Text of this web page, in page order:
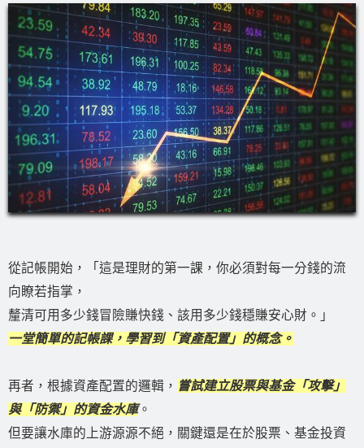
從記帳開始，「這是理財的第一課，你必須對每一分錢的流
向瞭若指掌，
釐清可用多少錢冒險賺快錢、該用多少錢穩賺安心財。」
一堂簡單的記帳課，學習到「資產配置」的概念。
再者，根據資產配置的邏輯， 嘗試建立股票與基金「攻擊」
與「防禦」的資金水庫。
但要讓水庫的上游源源不絕，關鍵還是在於股票、基金投資